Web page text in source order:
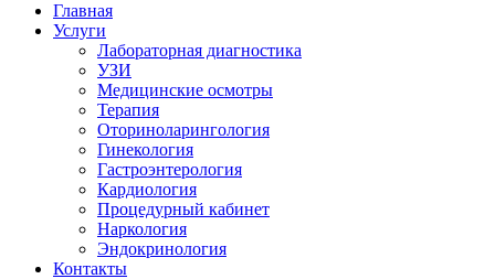
Главная
Услуги
Лабораторная диагностика
УЗИ
Медицинские осмотры
Терапия
Оториноларингология
Гинекология
Гастроэнтерология
Кардиология
Процедурный кабинет
Наркология
Эндокринология
Контакты